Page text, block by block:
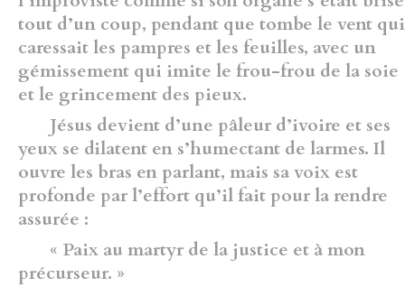
tout d’un coup, pendant que tombe le vent qui
caressait les pampres et les feuilles, avec un
gémissement qui imite le frou-frou de la soie
et le grincement des pieux.
Jésus devient d’une pâleur d’ivoire et ses
yeux se dilatent en s’humectant de larmes. Il
ouvre les bras en parlant, mais sa voix est
profonde par l’effort qu’il fait pour la rendre
assurée :
« Paix au martyr de la justice et à mon
précurseur. »